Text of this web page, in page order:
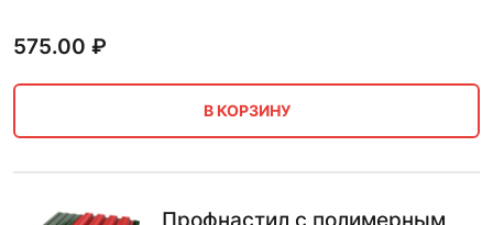
575.00 ₽
В КОРЗИНУ
Профнастил с полимерным